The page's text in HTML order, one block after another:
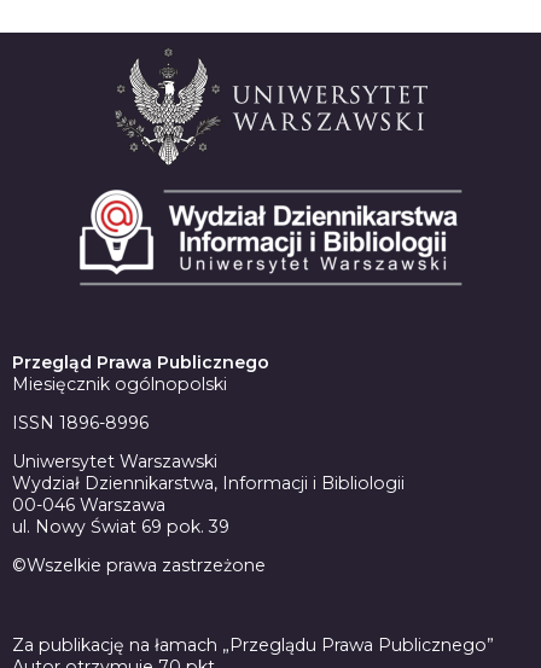
Przegląd Prawa Publicznego
Miesięcznik ogólnopolski
ISSN 1896-8996
Uniwersytet Warszawski
Wydział Dziennikarstwa, Informacji i Bibliologii
00-046 Warszawa
ul. Nowy Świat 69 pok. 39
©Wszelkie prawa zastrzeżone
Za publikację na łamach „Przeglądu Prawa Publicznego”